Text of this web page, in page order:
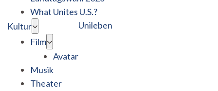
What Unites U.S.?
Kultur
Film
Avatar
Musik
Theater
Unileben